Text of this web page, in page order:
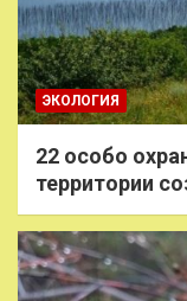
ЭКОЛОГИЯ
22 особо
территории